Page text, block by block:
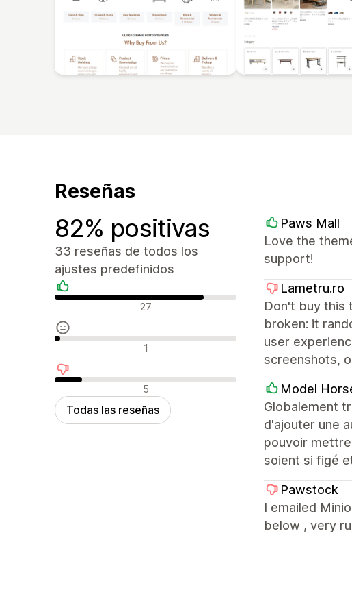
Reseñas
82% positivas
33 reseñas de todos los
ajustes predefinidos
Reseñas positivas27
Reseñas neutras 1
Reseñas negativas
5
Todas las reseñas
Paws Mall
Love the
support!
Lametru.ro
Don't buy this
broken: it
user
screenshots,
Model
Globalement
d'ajouter une
pouvoir
soient si figé
Pawstock
I emailed
below , very